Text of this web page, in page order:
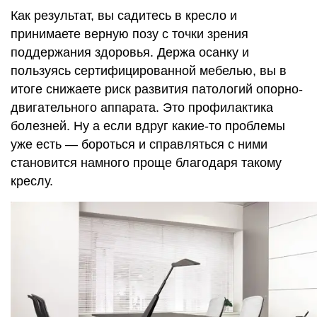
Как результат, вы садитесь в кресло и
принимаете верную позу с точки зрения
поддержания здоровья. Держа осанку и
пользуясь сертифицированной мебелью, вы в
итоге снижаете риск развития патологий опорно-
двигательного аппарата. Это профилактика
болезней. Ну а если вдруг какие-то проблемы
уже есть — бороться и справляться с ними
становится намного проще благодаря такому
креслу.